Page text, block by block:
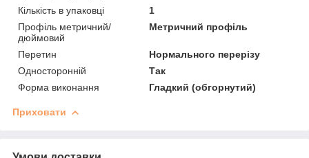
Кількість в упаковці
1
Профіль метричний/
дюймовий
Метричний профіль
Перетин
Нормального перерізу
Односторонній
Так
Форма виконання
Гладкий (обгорнутий)
Приховати